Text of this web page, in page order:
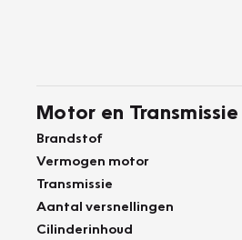
Motor en Transmissie
Brandstof
Vermogen motor
Transmissie
Aantal versnellingen
Cilinderinhoud